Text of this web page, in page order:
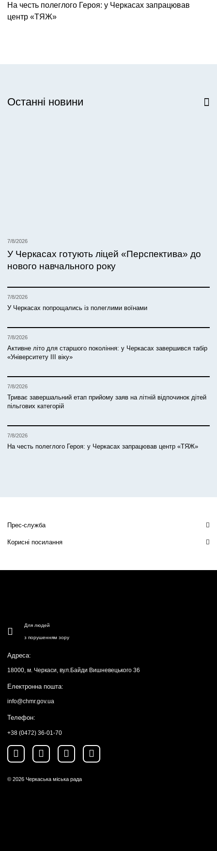
На честь полеглого Героя: у Черкасах запрацював
центр «ТЯЖ»
Останні новини
7/8/2026
У Черкасах готують ліцей «Перспектива» до
нового навчального року
7/8/2026
У Черкасах попрощались із полеглими воїнами
7/8/2026
Активне літо для старшого покоління: у Черкасах завершився табір
«Університету ІІІ віку»
7/8/2026
Триває завершальний етап прийому заяв на літній відпочинок дітей
пільгових категорій
7/8/2026
На честь полеглого Героя: у Черкасах запрацював центр «ТЯЖ»
Прес-служба
Корисні посилання
Для людей
з порушенням зору
Адреса:
18000, м. Черкаси, вул.Байди Вишневецького 36
Електронна пошта:
info@chmr.gov.ua
Телефон:
+38 (0472) 36-01-70
© 2026 Черкаська міська рада